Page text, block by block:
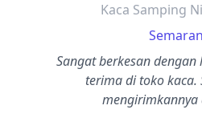
Kaca Samping
Sangat berkesan dengan
terima di toko kaca.